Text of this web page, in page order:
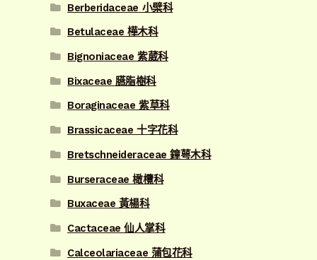
Berberidaceae 小檗科
Betulaceae 樺木科
Bignoniaceae 紫葳科
Bixaceae 臙脂樹科
Boraginaceae 紫草科
Brassicaceae 十字花科
Bretschneideraceae 鐘萼木科
Burseraceae 橄欖科
Buxaceae 黃楊科
Cactaceae 仙人掌科
Calceolariaceae 蒲包花科